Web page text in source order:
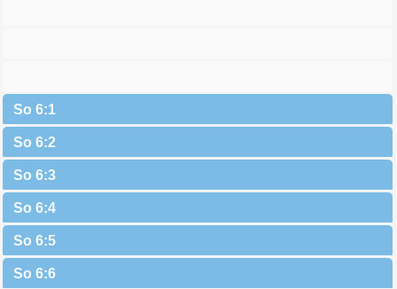
So 6:1
So 6:2
So 6:3
So 6:4
So 6:5
So 6:6